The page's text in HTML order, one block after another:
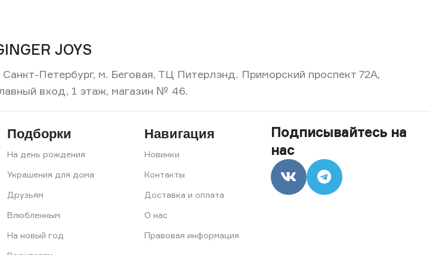
JOYS
Санкт-Петербург, м. Беговая, ТЦ Питерлэнд. Приморский проспект 72А,
вход, 1 этаж, магазин № 46.
Подборки
На день рождения
Украшения для дома
Друзьям
Влюбленным
На новый год
Навигация
Новинки
Контакты
Доставка и оплата
О нас
Правовая информация
Подписывайтесь на
нас